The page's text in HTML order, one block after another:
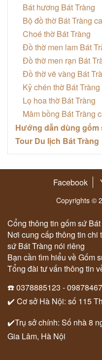
Bát hương Bát Tràng
Bộ đồ thờ Bát Tràng
Choé thờ Bát Tràng
Đồ thờ men lam Bát
Đồ thờ men rạn Bát
Đồ thờ vẽ vàng Bát
Kỷ chén thờ Bát Tràng
Lọ hoa thờ Bát Tràng
Mâm bồng Bát Tràng
Hướng dẫn dùng gốm
Tour Du lịch Bát Tràng
Facebook
Copyrights ©
Cổng thông tin gốm sứ
Nơi cung cấp thông tin
sứ Bát Tràng nói riêng
Bạn cần tìm hiểu về Gốm
Tổng đài tư vấn thông tin
☎️ 0378885123 -
✔️ Cơ sở Hà Nội: số 115
✔️Trụ sở chính: Số nhà 8
Gia Lâm, Hà Nội